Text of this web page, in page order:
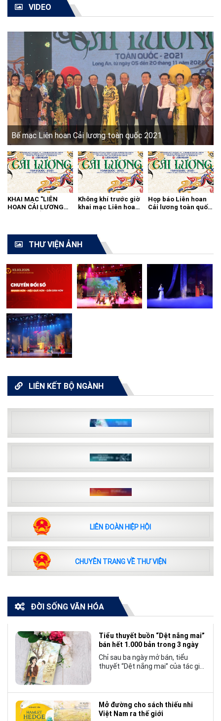
VIDEO
Bế mạc Liên hoan Cải lương toàn quốc 2021
KHAI MẠC "LIÊN
HOAN CẢI LƯƠNG
Không khí trước giờ
khai mạc Liên hoan
Họp báo Liên hoan
Cải lương toàn quốc
THƯ VIỆN ẢNH
LIÊN KẾT BỘ NGÀNH
LIÊN ĐOÀN HIỆP HỘI
CHUYÊN TRANG VỀ THƯ VIỆN
ĐỜI SỐNG VĂN HÓA
Tiểu thuyết buồn “Dệt nắng mai”
bán hết 1.000 bản trong 3 ngày
Chỉ sau ba ngày mở bán, tiểu
thuyết “Dệt nắng mai” của tác giả
chương trẻ khi cán mốc 1.000 bản
tiêu thụ.
Mở đường cho sách thiếu nhi
Việt Nam ra thế giới